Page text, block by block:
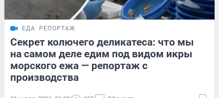
ЕДА РЕПОРТАЖ
Секрет колючего деликатеса: что мы
на самом деле едим под видом икры
морского ежа — репортаж с
производства